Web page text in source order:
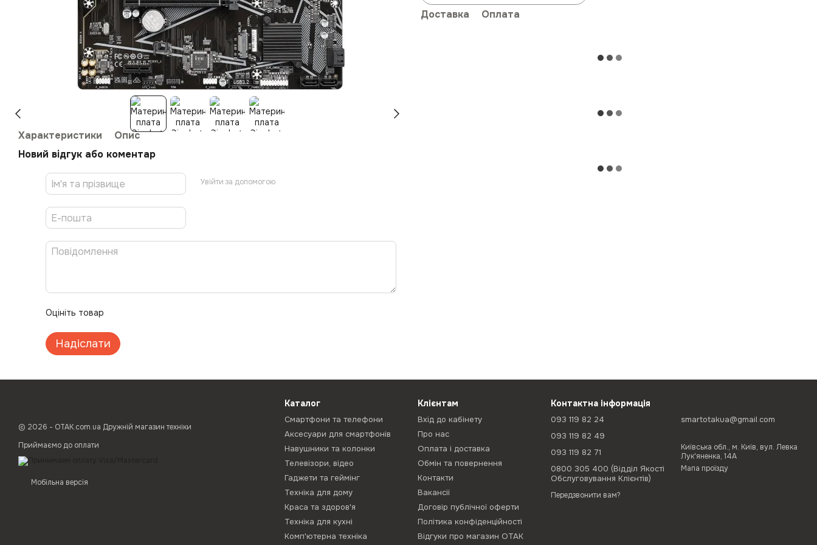
Характеристики
Опис
Новий відгук або коментар
Увійти за допомогою
Оцініть товар
Надіслати
Доставка Оплата
© 2026 - ОТАК.com.ua Дружній магазин техніки
Приймаємо до оплати
Мобільна версія
Каталог
Смартфони та телефони
Аксесуари для смартфонів
Навушники та колонки
Телевізори, відео
Гаджети та геймінг
Техніка для дому
Краса та здоров'я
Техніка для кухні
Комп'ютерна техніка
Клієнтам
Вхід до кабінету
Про нас
Оплата і доставка
Обмін та повернення
Контакти
Вакансії
Договір публічної оферти
Політика конфіденційності
Відгуки про магазин ОТАК
Контактна інформація
093 119 82 24
093 119 82 49
093 119 82 71
0800 305 400 (Відділ Якості
Обслуговування Клієнтів)
Передзвонити вам?
smartotakua@gmail.com
Київська обл., м. Київ, вул. Левка
Лук'яненка, 14А
Мапа проїзду